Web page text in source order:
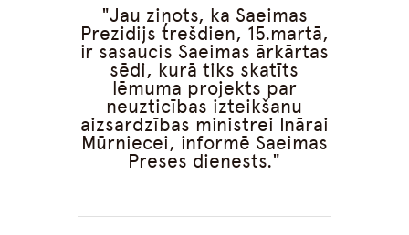
Jau ziņots, ka Saeimas
Prezidijs trešdien, 15.martā,
ir sasaucis Saeimas ārkārtas
sēdi, kurā tiks skatīts
lēmuma projekts par
neuzticības izteikšanu
aizsardzības ministrei Inārai
Mūrniecei, informē Saeimas
Preses dienests.